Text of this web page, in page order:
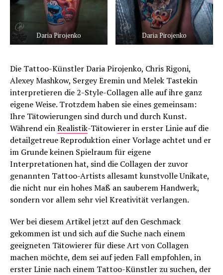
Daria Pirojenko Daria Pirojenko
Die Tattoo-Künstler Daria Pirojenko, Chris Rigoni,
Alexey Mashkow, Sergey Eremin und Melek Tastekin
interpretieren die 2-Style-Collagen alle auf ihre ganz
eigene Weise. Trotzdem haben sie eines gemeinsam:
Ihre Tätowierungen sind durch und durch Kunst.
Während einRealistik-Tätowierer in erster Linie auf die
detailgetreue Reproduktion einer Vorlage achtet und er
im Grunde keinen Spielraum für eigene
Interpretationen hat, sind die Collagen der zuvor
genannten Tattoo-Artists allesamt kunstvolle Unikate,
die nicht nur ein hohes Maß an sauberem Handwerk,
sondern vor allem sehr viel Kreativität verlangen.
Wer bei diesem Artikel jetzt auf den Geschmack
gekommen ist und sich auf die Suche nach einem
geeigneten Tätowierer für diese Art von Collagen
machen möchte, dem sei auf jeden Fall empfohlen, in
erster Linie nach einem Tattoo-Künstler zu suchen, der